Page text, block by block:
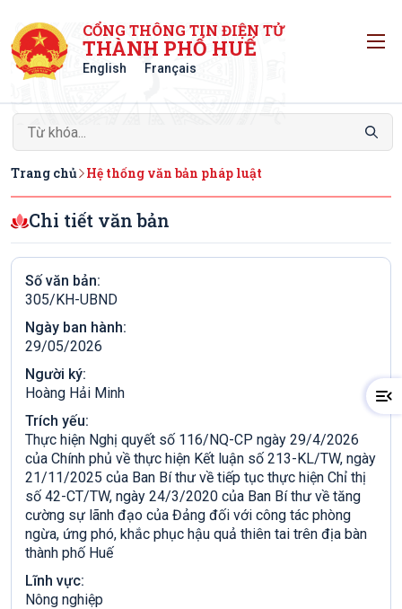
CỔNG THÔNG TIN ĐIỆN TỬ
THÀNH PHỐ HUẾ
English Français
Trang chủ Hệ thống văn bản pháp luật
Chi tiết văn bản
Số văn bản:
305/KH-UBND
Ngày ban hành:
29/05/2026
Người ký:
Hoàng Hải Minh
Trích yếu:
Thực hiện Nghị quyết số 116/NQ-CP ngày 29/4/2026
của Chính phủ về thực hiện Kết luận số 213-KL/TW, ngày
21/11/2025 của Ban Bí thư về tiếp tục thực hiện Chỉ thị
số 42-CT/TW, ngày 24/3/2020 của Ban Bí thư về tăng
cường sự lãnh đạo của Đảng đối với công tác phòng
ngừa, ứng phó, khắc phục hậu quả thiên tai trên địa bàn
thành phố Huế
Lĩnh vực:
Nông nghiệp